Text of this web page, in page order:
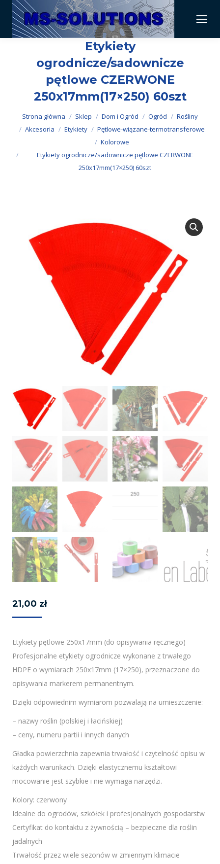
Etykiety
ogrodnicze/sadownicze
pętlowe CZERWONE
250x17mm(17×250) 60szt
Jesteś tutaj:
Strona główna Sklep Dom i Ogród Ogród
Rośliny
Akcesoria
Etykiety
Pętlowe-wiązane-termotransferowe
Kolorowe
Etykiety ogrodnicze/sadownicze pętlowe CZERWONE
250x17mm(17×250) 60szt
21,00 zł
Etykiety pętlowe 250x17mm (do opisywania ręcznego)
Profesjonalne etykiety ogrodnicze wykonane z trwałego
HDPE o wymiarach 250x17mm (17×250), przeznaczone do
opisywania markerem permanentnym.
Dzięki odpowiednim wymiarom pozwalają na umieszczenie:
– nazwy roślin (polskiej i łacińskiej)
– ceny, numeru partii i innych danych
Gładka powierzchnia zapewnia trwałość i czytelność opisu w
każdych warunkach. Dzięki elastycznemu kształtowi
mocowanie jest szybkie i nie wymaga narzędzi.
Kolory: czerwony
Idealne do ogrodów, szkółek i profesjonalnych gospodarstw
Certyfikat do kontaktu z żywnością – bezpieczne dla roślin
jadalnych
Trwałość przez wiele sezonów w zmiennym klimacie